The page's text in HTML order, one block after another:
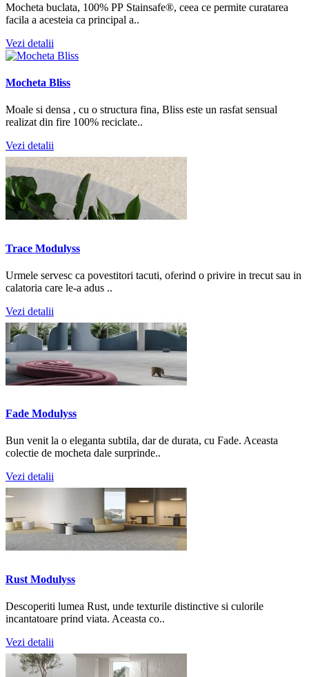
Mocheta buclata, 100% PP Stainsafe®, ceea ce permite curatarea
facila a acesteia ca principal a..
Vezi detalii
Mocheta Bliss
Moale si densa , cu o structura fina, Bliss este un rasfat sensual
realizat din fire 100% reciclate..
Vezi detalii
Trace Modulyss
Urmele servesc ca povestitori tacuti, oferind o privire in trecut sau in
calatoria care le-a adus ..
Vezi detalii
Fade Modulyss
Bun venit la o eleganta subtila, dar de durata, cu Fade. Aceasta
colectie de mocheta dale surprinde..
Vezi detalii
Rust Modulyss
Descoperiti lumea Rust, unde texturile distinctive si culorile
incantatoare prind viata. Aceasta co..
Vezi detalii